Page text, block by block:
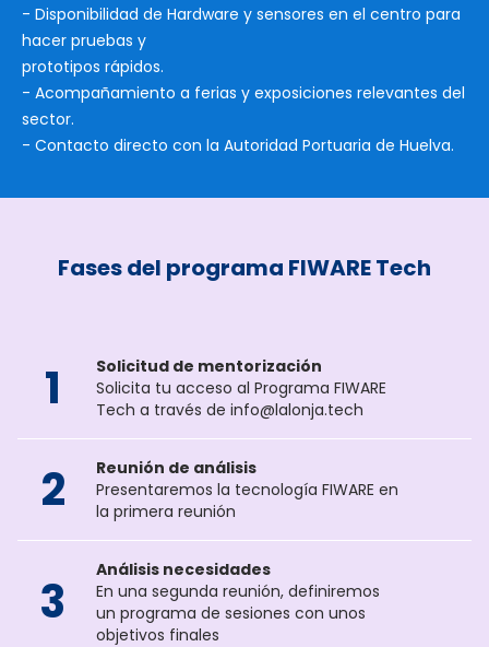
- Disponibilidad de Hardware y sensores en el centro para
hacer pruebas y
prototipos rápidos.
- Acompañamiento a ferias y exposiciones relevantes del
sector.
- Contacto directo con la Autoridad Portuaria de Huelva.
Fases del programa FIWARE Tech
1
Solicitud de mentorización
Solicita tu acceso al Programa FIWARE
Tech a través de info@lalonja.tech
2
Reunión de análisis
Presentaremos la tecnología FIWARE en
la primera reunión
3
Análisis necesidades
En una segunda reunión, definiremos
un programa de sesiones con unos
objetivos finales